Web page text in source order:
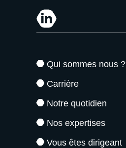
Qui sommes nous ?
Carrière
Notre quotidien
Nos expertises
Vous êtes dirigeant